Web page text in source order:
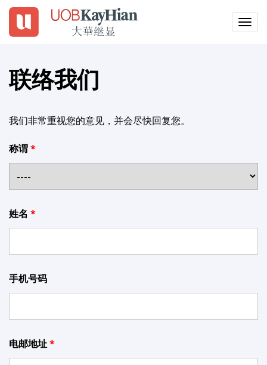
登入
开设户口
为何选择 UTRADE
产品
交易平台
研究报告
常见问题
联络我们
我们非常重视您的意见，并会尽快回复您。
称谓
姓名
手机号码
电邮地址